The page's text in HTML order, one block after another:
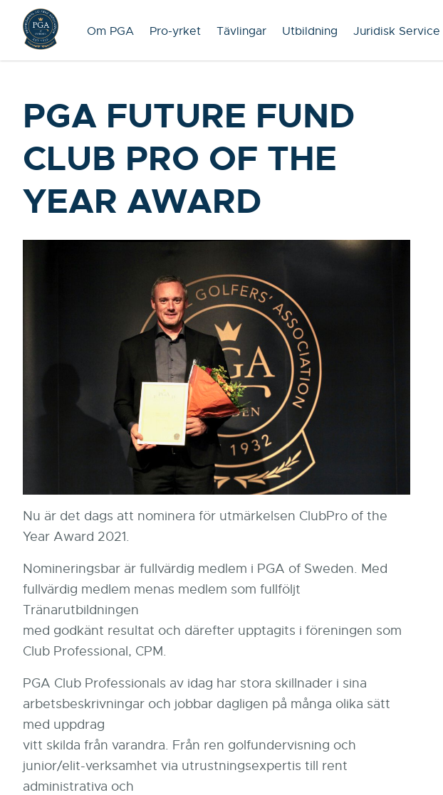
Om PGA Pro-yrket Tävlingar Utbildning Juridisk Service
PGA FUTURE FUND
CLUB PRO OF THE
YEAR AWARD
Nu är det dags att nominera för utmärkelsen ClubPro of the
Year Award 2021.
Nomineringsbar är fullvärdig medlem i PGA of Sweden. Med
fullvärdig medlem menas medlem som fullföljt
Tränarutbildningen
med godkänt resultat och därefter upptagits i föreningen som
Club Professional, CPM.
PGA Club Professionals av idag har stora skillnader i sina
arbetsbeskrivningar och jobbar dagligen på många olika sätt
med uppdrag
vitt skilda från varandra. Från ren golfundervisning och
junior/elit-verksamhet via utrustningsexpertis till rent
administrativa och